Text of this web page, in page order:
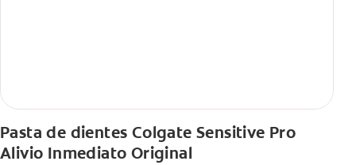
Pasta de dientes Colgate Sensitive Pro
Alivio Inmediato Original